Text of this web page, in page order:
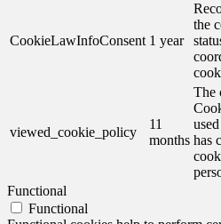
CookieLawInfoConsent 1 year
the
viewed_cookie_policy
11
months
The
has
Functional
Functional